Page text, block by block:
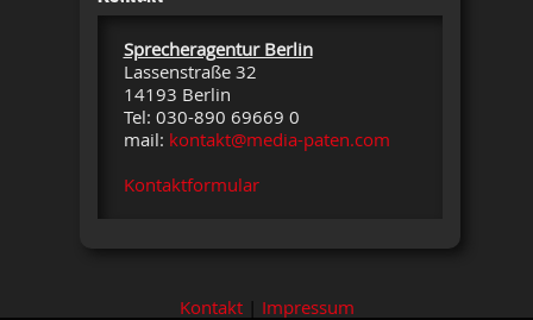
Sprecheragentur Berlin
Lassenstraße 32
14193 Berlin
Tel: 030-890 69669 0
mail: kontakt@media-paten.com
Kontaktformular
Kontakt| Impressum